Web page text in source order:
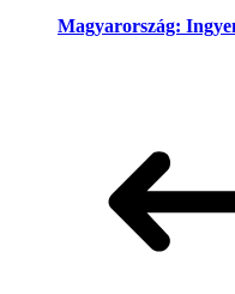
Magyarország: